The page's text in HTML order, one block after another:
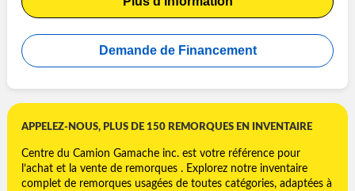
Demande de Financement
APPELEZ-NOUS, PLUS DE 150 REMORQUES EN INVENTAIRE
Centre du Camion Gamache inc. est votre référence pour
l’achat et la vente de remorques . Explorez notre inventaire
complet de remorques usagées de toutes catégories, adaptées à